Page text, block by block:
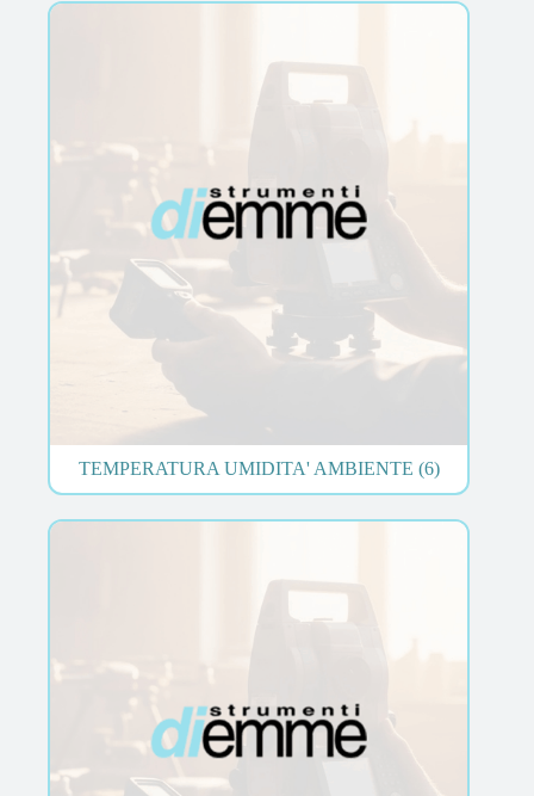
TEMPERATURA UMIDITA' AMBIENTE (6)